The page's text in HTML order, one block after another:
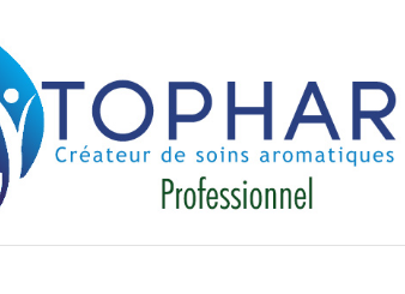
Créateur de soins aromatiques